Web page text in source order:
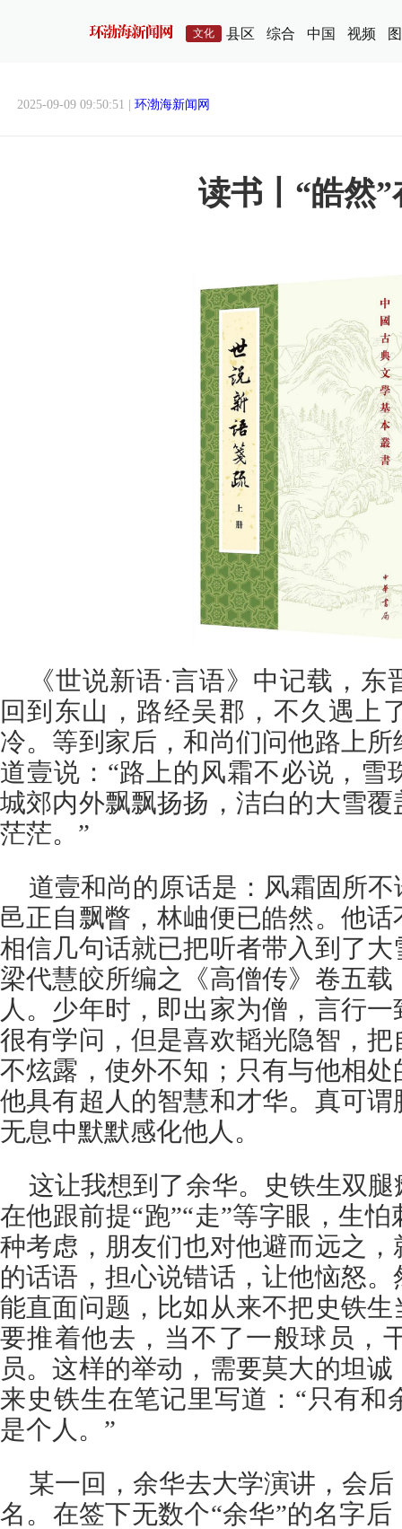
文化 县区 综合 中国 视频
2025-09-09 09:50:51 | 环渤海新闻网
读书丨“皓然”
《世说新语·言语》中记载，
回到东山，路经吴郡，不久遇上
冷。等到家后，和尚们问他路上
道壹说：“路上的风霜不必说，雪
城郊内外飘飘扬扬，洁白的大雪
茫茫。”
道壹和尚的原话是：风霜固所
邑正自飘瞥，林岫便已皓然。他
相信几句话就已把听者带入到了
梁代慧皎所编之《高僧传》卷五
人。少年时，即出家为僧，言行
很有学问，但是喜欢韬光隐智，
不炫露，使外不知；只有与他相
他具有超人的智慧和才华。真可
无息中默默感化他人。
这让我想到了余华。史铁生双
在他跟前提“跑”“走”等字眼，生
种考虑，朋友们也对他避而远之
的话语，担心说错话，让他恼怒
能直面问题，比如从来不把史铁
要推着他去，当不了一般球员，
员。这样的举动，需要莫大的坦
来史铁生在笔记里写道：“只有和
是个人。”
某一回，余华去大学演讲，会
名。在签下无数个“余华”的名字